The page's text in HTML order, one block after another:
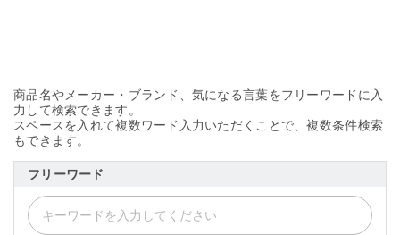
商品名やメーカー・ブランド、気になる言葉をフリーワードに入
力して検索できます。
スペースを入れて複数ワード入力いただくことで、複数条件検索
もできます。
フリーワード